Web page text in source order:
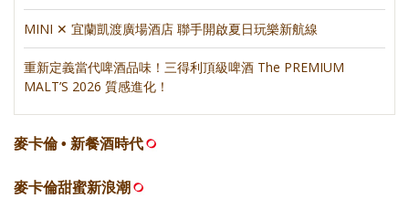
MINI ✕ 宜蘭凱渡廣場酒店 聯手開啟夏日玩樂新航線
重新定義當代啤酒品味！三得利頂級啤酒 The PREMIUM
MALT’S 2026 質感進化！
麥卡倫 • 新餐酒時代
麥卡倫甜蜜新浪潮